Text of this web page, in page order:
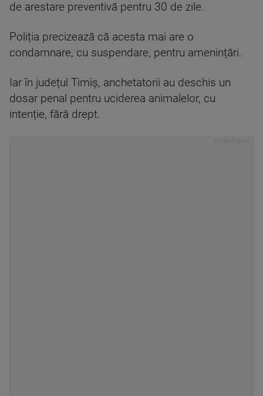
de arestare preventivă pentru 30 de zile.
Poliția precizează că acesta mai are o
condamnare, cu suspendare, pentru amenințări.
Iar în județul Timiș, anchetatorii au deschis un
dosar penal pentru uciderea animalelor, cu
intenție, fără drept.